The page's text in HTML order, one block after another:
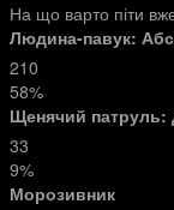
На що варто піти
Людина-павук:
210
58%
Щенячий
33
9%
Морозивник